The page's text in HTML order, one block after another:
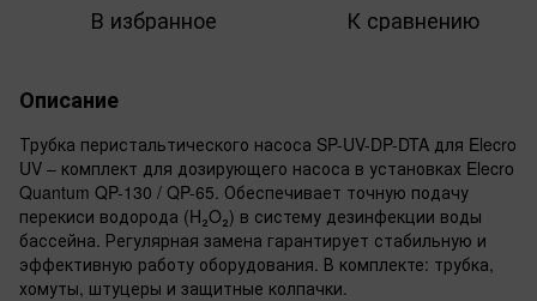
В избранное К сравнению
Описание
Трубка перистальтического насоса SP-UV-DP-DTA для Elecro
UV – комплект для дозирующего насоса в установках Elecro
Quantum QP-130 / QP-65. Обеспечивает точную подачу
перекиси водорода (H₂O₂) в систему дезинфекции воды
бассейна. Регулярная замена гарантирует стабильную и
эффективную работу оборудования. В комплекте: трубка,
хомуты, штуцеры и защитные колпачки.